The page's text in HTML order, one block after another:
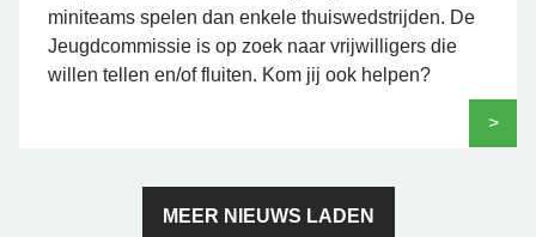
miniteams spelen dan enkele thuiswedstrijden. De
Jeugdcommissie is op zoek naar vrijwilligers die
willen tellen en/of fluiten. Kom jij ook helpen?
>
MEER NIEUWS LADEN